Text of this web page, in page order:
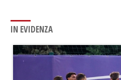
IN EVIDENZA